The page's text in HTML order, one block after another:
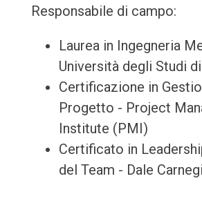
Responsabile di campo:
Laurea in Ingegneria
Università degli Studi
Certificazione in
Progetto - Project
Institute (PMI)
Certificato in
del Team - Dale